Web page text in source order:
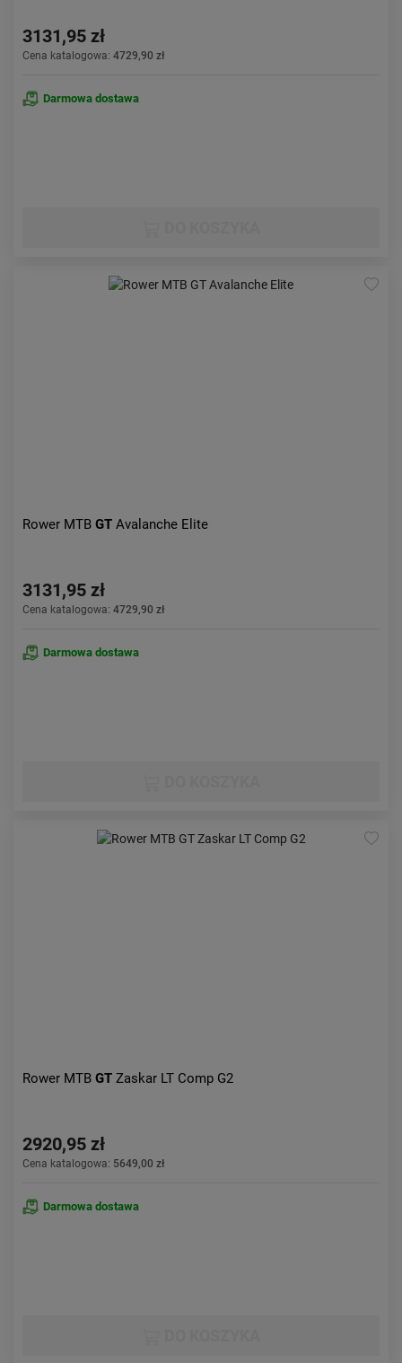
3131,95 zł
Cena katalogowa: 4729,90 zł
Darmowa dostawa
Rower MTB GT Avalanche Elite
3131,95 zł
Cena katalogowa: 4729,90 zł
Darmowa dostawa
Rower MTB GT Zaskar LT Comp G2
2920,95 zł
Cena katalogowa: 5649,00 zł
Darmowa dostawa